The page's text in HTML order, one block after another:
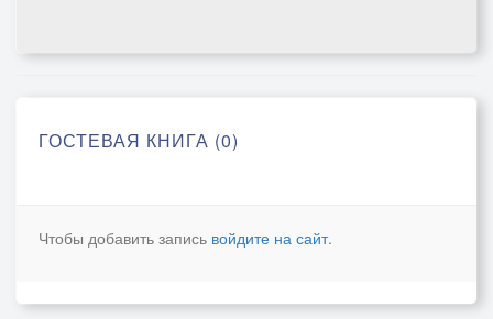
ГОСТЕВАЯ КНИГА (0)
Чтобы добавить запись войдите на сайт.